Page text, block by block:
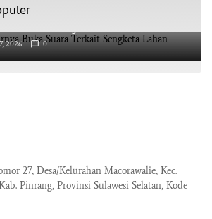
Akhirnya Buka Suara Terkait
Lahan Lakkang Ca’di
2026 0
27, Desa/Kelurahan Macorawalie, Kec.
Pinrang, Provinsi Sulawesi Selatan, Kode